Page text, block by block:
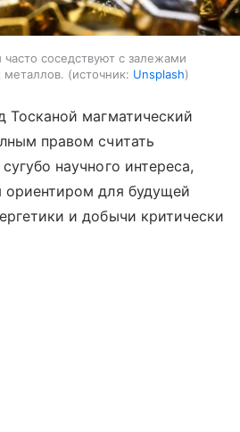
соседствуют с залежами
источник: Unsplash
Тосканой магматический
правом считать
научного интереса,
ориентиром для будущей
и добычи критически